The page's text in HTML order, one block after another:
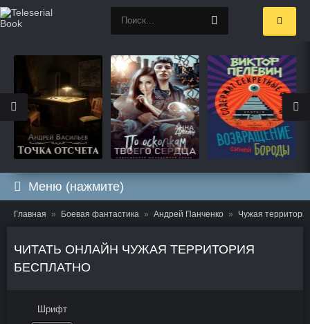
Меню (нажмите)
Главная Боевая фантастика Андрей Панченко Чужая
ЧИТАТЬ ОНЛАЙН ЧУЖАЯ ТЕРРИТОРИЯ
БЕСПЛАТНО
Шрифт